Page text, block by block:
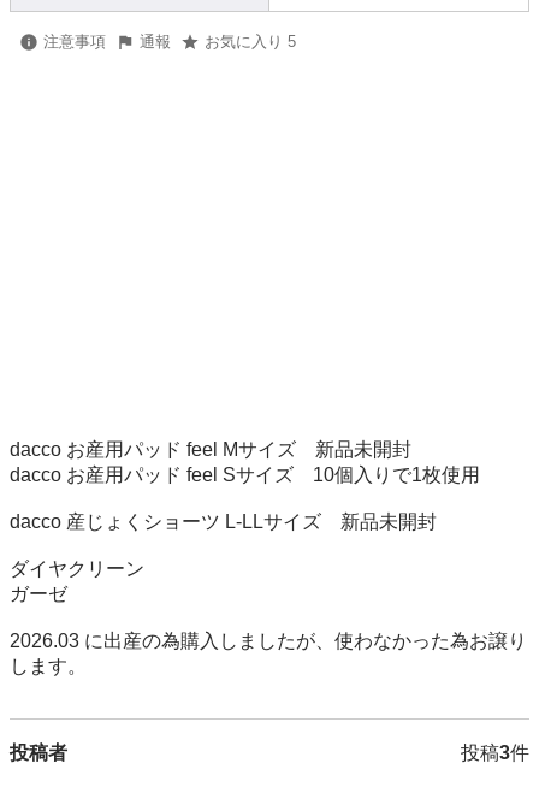
注意事項 通報 お気に入り 5
dacco お産用パッド feel Mサイズ　新品未開封
dacco お産用パッド feel Sサイズ　10個入りで1枚使用
dacco 産じょくショーツ L-LLサイズ　新品未開封
ダイヤクリーン
ガーゼ
2026.03 に出産の為購入しましたが、使わなかった為お譲り
します。
投稿者 投稿3件